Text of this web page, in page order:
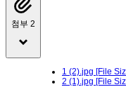
첨부 2
1 (2).jpg [File
2 (1).jpg [File